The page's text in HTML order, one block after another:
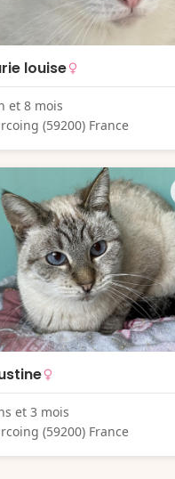
louise
et 8 mois
(59200) France
et 3 mois
(59200) France